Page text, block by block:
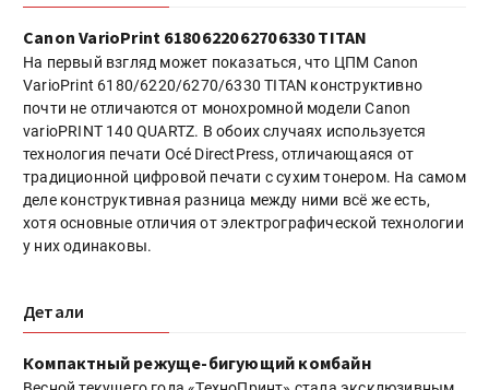
Canon VarioPrint 6180 6220 6270 6330 TITAN
На первый взгляд может показаться, что ЦПМ Canon
VarioPrint 6180/6220/6270/6330 TITAN конструктивно
почти не отличаются от монохромной модели Canon
varioPRINT 140 QUARTZ. В обоих случаях используется
технология печати Océ DirectPress, отличающаяся от
традиционной цифровой печати с сухим тонером. На самом
деле конструктивная разница между ними всё же есть,
хотя основные отличия от электрографической технологии
у них одинаковы.
Детали
Компактный режуще-бигующий комбайн